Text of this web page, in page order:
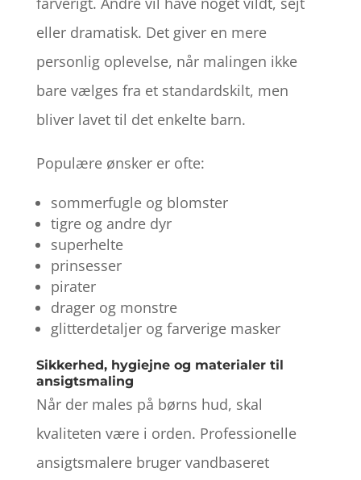
eller dramatisk. Det giver en mere
personlig oplevelse, når malingen ikke
bare vælges fra et standardskilt, men
bliver lavet til det enkelte barn.
Populære ønsker er ofte:
sommerfugle og blomster
tigre og andre dyr
superhelte
prinsesser
pirater
drager og monstre
glitterdetaljer og farverige masker
Sikkerhed, hygiejne og materialer til
ansigtsmaling
Når der males på børns hud, skal
kvaliteten være i orden. Professionelle
ansigtsmalere bruger vandbaseret